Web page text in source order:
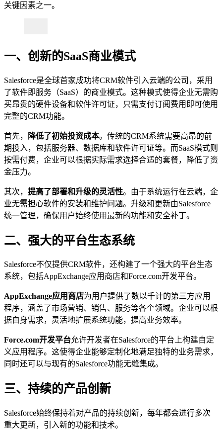
关键因素之一。
一、创新的SaaS商业模式
Salesforce是全球首家成功将CRM软件引入云端的公司，采用
了软件即服务（SaaS）的商业模式。这种模式使得企业无需购
买昂贵的硬件设备和软件许可证，只需支付订阅费用即可使用
完整的CRM功能。
首先， 降低了初始投资成本。传统的CRM系统需要高昂的前
期投入，包括服务器、数据库和软件许可证等。而SaaS模式则
按需付费，企业可以根据实际需求选择合适的套餐，降低了资
金压力。
其次， 提高了部署和升级的灵活性。由于系统运行在云端，企
业无需担心软件的安装和维护问题。升级和更新由Salesforce
统一管理，确保用户始终使用最新的功能和安全补丁。
二、强大的平台生态系统
Salesforce不仅提供CRM软件，还构建了一个强大的平台生态
系统，包括AppExchange应用商店和Force.com开发平台。
AppExchange应用商店为用户提供了数以千计的第三方应用
程序，涵盖了市场营销、销售、服务等各个领域。企业可以根
据自身需求，灵活地扩展系统功能，提高业务效率。
Force.com开发平台允许开发者在Salesforce的平台上构建自定
义应用程序。这使得企业能够定制化地满足独特的业务需求，
同时还可以与现有的Salesforce功能无缝集成。
三、持续的产品创新
Salesforce始终保持着对产品的持续创新，每年都会进行多次
重大更新，引入新的功能和技术。